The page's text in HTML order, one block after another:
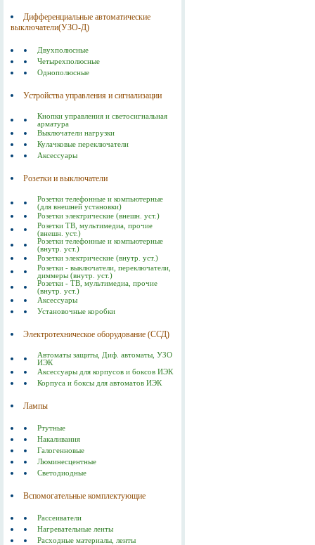
Дифференциальные автоматические
выключатели(УЗО-Д)
Двухполюсные
Четырехполюсные
Однополюсные
Устройства управления и сигнализации
Кнопки управления и светосигнальная
арматура
Выключатели нагрузки
Кулачковые переключатели
Аксессуары
Розетки и выключатели
Розетки телефонные и компьютерные
(для внешней установки)
Розетки электрические (внешн. уст.)
Розетки ТВ, мультимедиа, прочие
(внешн. уст.)
Розетки телефонные и компьютерные
(внутр. уст.)
Розетки электрические (внутр. уст.)
Розетки - выключатели, переключатели,
диммеры (внутр. уст.)
Розетки - ТВ, мультимедиа, прочие
(внутр. уст.)
Аксессуары
Установочные коробки
Электротехническое оборудование (ССД)
Автоматы защиты, Диф. автоматы, УЗО
ИЭК
Аксессуары для корпусов и боксов ИЭК
Корпуса и боксы для автоматов ИЭК
Лампы
Ртутные
Накаливания
Галогенновые
Люминесцентные
Светодиодные
Вспомогательные комплектующие
Рассеиватели
Нагревательные ленты
Расходные материалы, ленты